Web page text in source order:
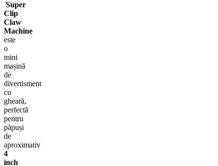
Super
Clip
Claw
Machine
este
o
mini
mașină
de
divertisment
cu
gheară,
perfectă
pentru
păpuși
de
aproximativ
4
inch